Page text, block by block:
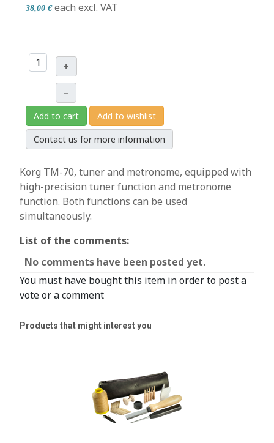
38,00 € each excl. VAT
+
–
Add to cart
Add to wishlist
Contact us for more information
Korg TM-70, tuner and metronome, equipped with
high-precision tuner function and metronome
function. Both functions can be used
simultaneously.
List of the comments:
No comments have been posted yet.
You must have bought this item in order to post a
vote or a comment
Products that might interest you